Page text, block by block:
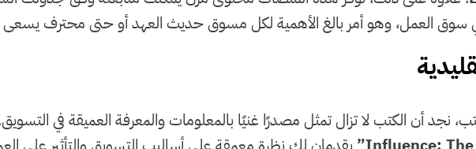
سوق العمل، وهو أمر بالغ الأهمية لكل مسوق حديث العهد أو حتى محترف يسعى
نجد أن الكتب لا تزال تمثل مصدرًا غنيًا بالمعلومات والمعرفة العميقة في